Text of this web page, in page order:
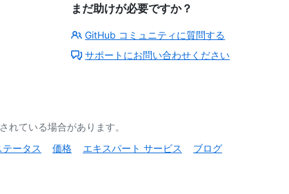
まだ助けが必要ですか？
GitHub コミュニティに質問する
サポートにお問い合わせください
れている場合があります。
テータス 価格 エキスパート サービス ブログ